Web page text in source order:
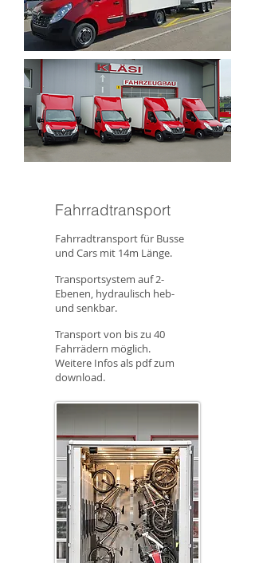
Fahrradtransport
Fahrradtransport für Busse
und Cars mit 14m Länge.
Transportsystem auf 2-
Ebenen, hydraulisch heb-
und senkbar.
Transport von bis zu 40
Fahrrädern möglich.
Weitere Infos als pdf zum
download.